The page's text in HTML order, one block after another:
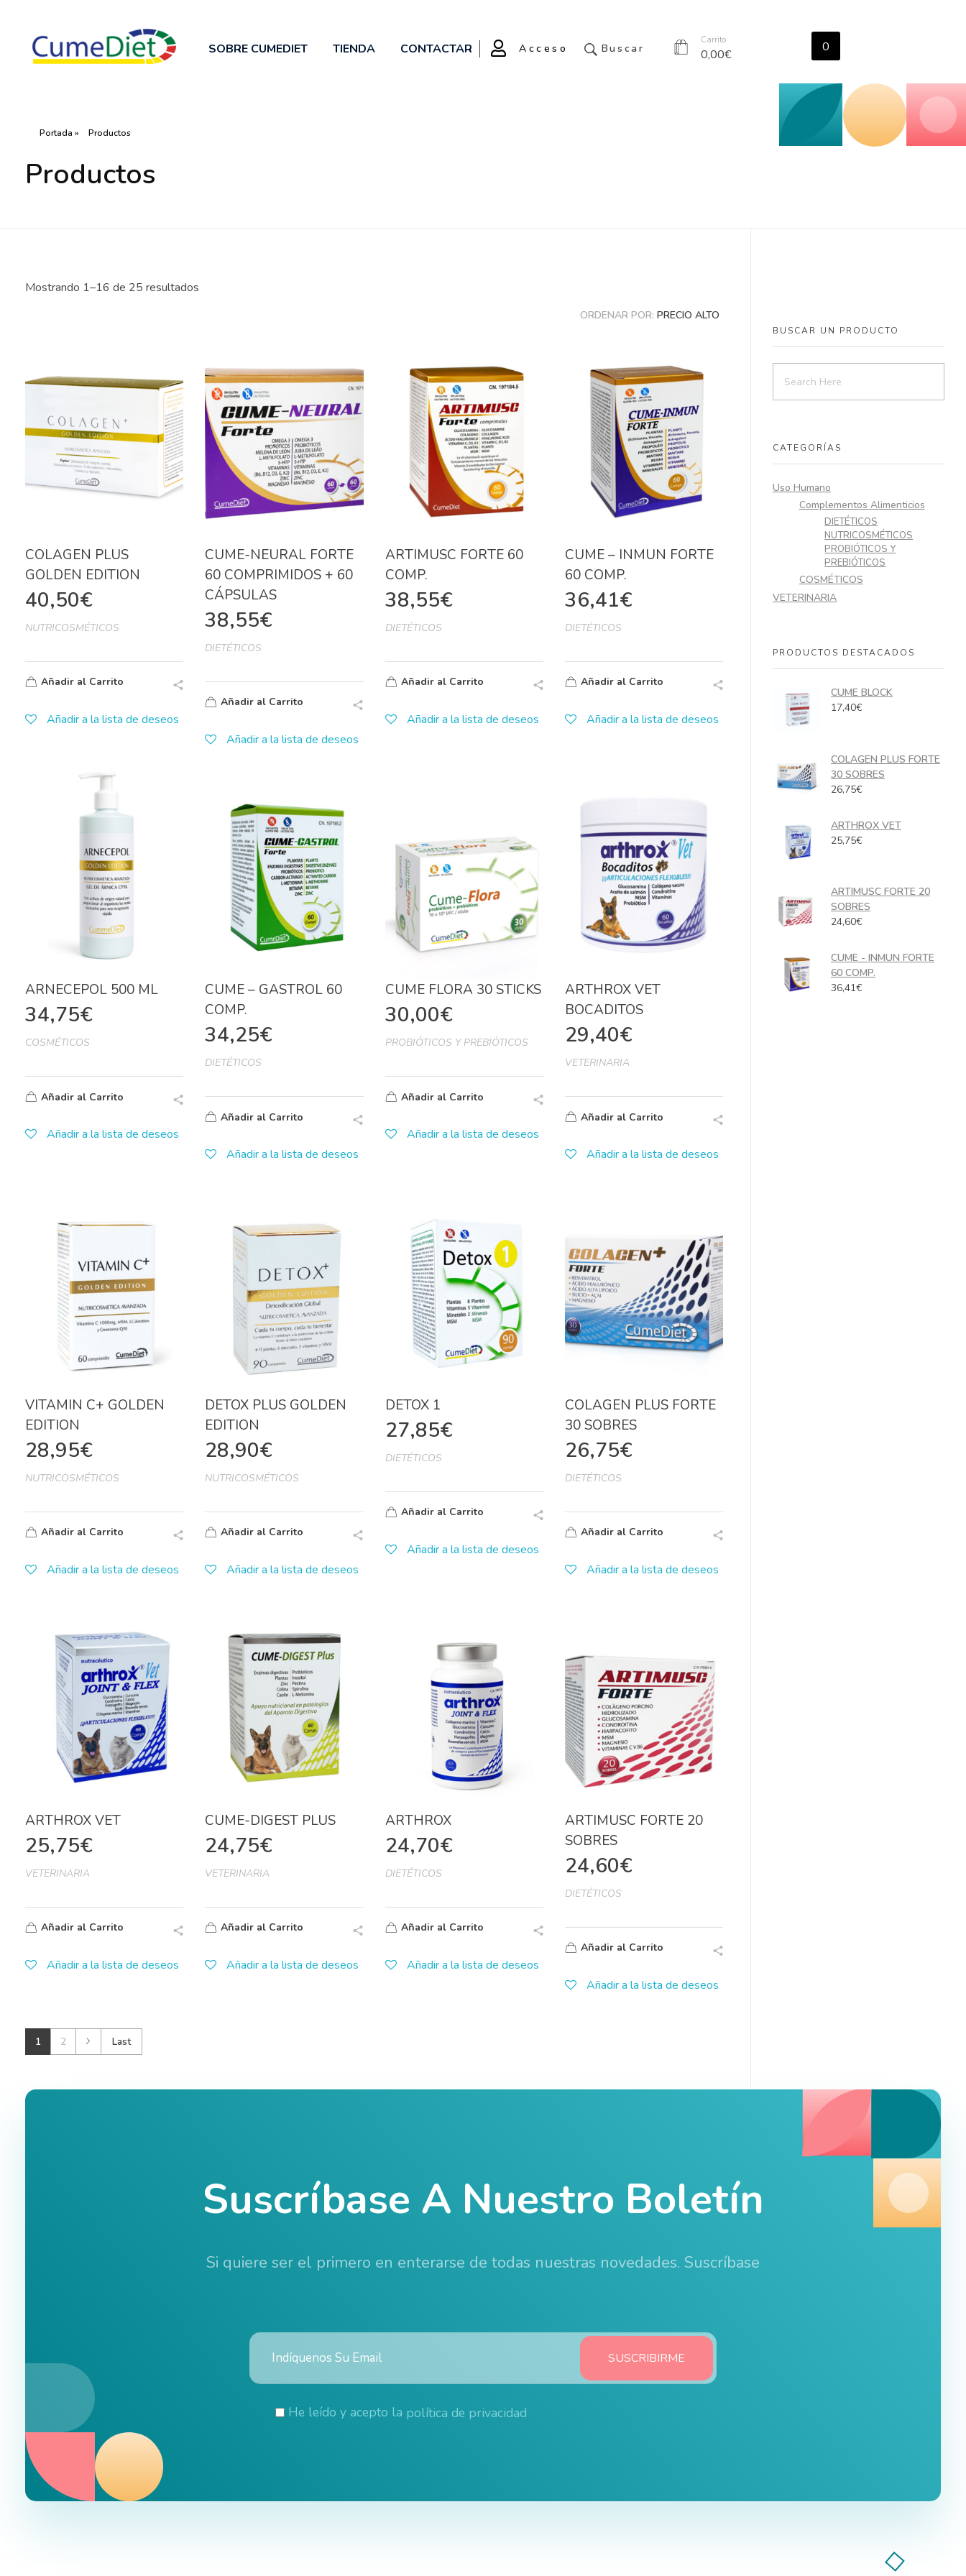
SOBRE CUMEDIET TIENDA CONTACTAR Acceso Buscar 0
Carrito
0,00€
Portada » Productos
Productos
Mostrando 1–16 de 25 resultados
ORDENAR POR: PRECIO ALTO
COLAGEN PLUS
GOLDEN EDITION
40,50€
NUTRICOSMÉTICOS
Añadir al Carrito
Añadir a la lista de deseos
CUME-NEURAL FORTE
60 COMPRIMIDOS + 60
CÁPSULAS
38,55€
DIETÉTICOS
Añadir al Carrito
Añadir a la lista de deseos
ARTIMUSC FORTE 60
COMP.
38,55€
DIETÉTICOS
Añadir al Carrito
Añadir a la lista de deseos
CUME – INMUN FORTE
60 COMP.
36,41€
DIETÉTICOS
Añadir al Carrito
Añadir a la lista de deseos
ARNECEPOL 500 ML
34,75€
COSMÉTICOS
Añadir al Carrito
Añadir a la lista de deseos
CUME – GASTROL 60
COMP.
34,25€
DIETÉTICOS
Añadir al Carrito
Añadir a la lista de deseos
CUME FLORA 30 STICKS
30,00€
PROBIÓTICOS Y PREBIÓTICOS
Añadir al Carrito
Añadir a la lista de deseos
ARTHROX VET
BOCADITOS
29,40€
VETERINARIA
Añadir al Carrito
Añadir a la lista de deseos
VITAMIN C+ GOLDEN
EDITION
28,95€
NUTRICOSMÉTICOS
Añadir al Carrito
Añadir a la lista de deseos
DETOX PLUS GOLDEN
EDITION
28,90€
NUTRICOSMÉTICOS
Añadir al Carrito
Añadir a la lista de deseos
DETOX 1
27,85€
DIETÉTICOS
Añadir al Carrito
Añadir a la lista de deseos
COLAGEN PLUS FORTE
30 SOBRES
26,75€
DIETÉTICOS
Añadir al Carrito
Añadir a la lista de deseos
ARTHROX VET
25,75€
VETERINARIA
Añadir al Carrito
Añadir a la lista de deseos
CUME-DIGEST PLUS
24,75€
VETERINARIA
Añadir al Carrito
Añadir a la lista de deseos
ARTHROX
24,70€
DIETÉTICOS
Añadir al Carrito
Añadir a la lista de deseos
ARTIMUSC FORTE 20
SOBRES
24,60€
DIETÉTICOS
Añadir al Carrito
Añadir a la lista de deseos
1 2 Last
BUSCAR UN PRODUCTO
CATEGORÍAS
Uso Humano
Complementos Alimenticios
DIETÉTICOS
NUTRICOSMÉTICOS
PROBIÓTICOS Y
PREBIÓTICOS
COSMÉTICOS
VETERINARIA
PRODUCTOS DESTACADOS
CUME BLOCK
17,40€
COLAGEN PLUS FORTE
30 SOBRES
26,75€
ARTHROX VET
25,75€
ARTIMUSC FORTE 20
SOBRES
24,60€
CUME - INMUN FORTE
60 COMP.
36,41€
Suscríbase A Nuestro Boletín
Si quiere ser el primero en enterarse de todas nuestras novedades. Suscríbase
He leído y acepto la política de privacidad